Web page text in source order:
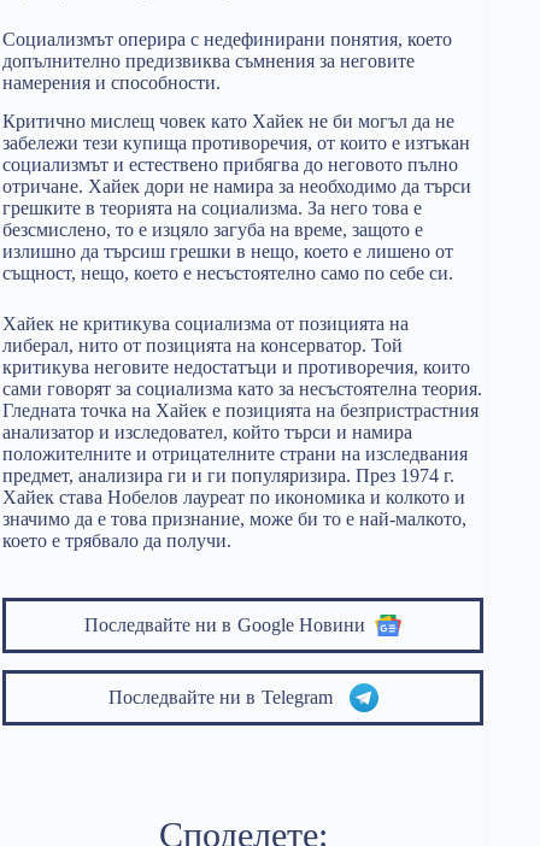
Социализмът оперира с недефинирани понятия, което
допълнително предизвиква съмнения за неговите
намерения и способности.
Критично мислещ човек като Хайек не би могъл да не
забележи тези купища противоречия, от които е изтъкан
социализмът и естествено прибягва до неговото пълно
отричане. Хайек дори не намира за необходимо да търси
грешките в теорията на социализма. За него това е
безсмислено, то е изцяло загуба на време, защото е
излишно да търсиш грешки в нещо, което е лишено от
същност, нещо, което е несъстоятелно само по себе си.
Хайек не критикува социализма от позицията на
либерал, нито от позицията на консерватор. Той
критикува неговите недостатъци и противоречия, които
сами говорят за социализма като за несъстоятелна теория.
Гледната точка на Хайек е позицията на безпристрастния
анализатор и изследовател, който търси и намира
положителните и отрицателните страни на изследвания
предмет, анализира ги и ги популяризира. През 1974 г.
Хайек става Нобелов лауреат по икономика и колкото и
значимо да е това признание, може би то е най-малкото,
което е трябвало да получи.
Последвайте ни в Google Новини
Последвайте ни в Telegram
Споделете: